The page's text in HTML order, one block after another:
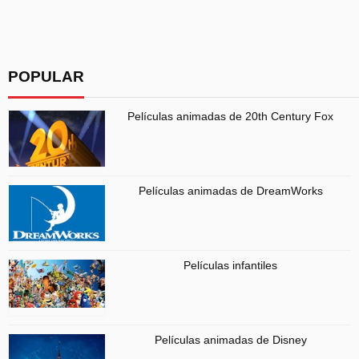
POPULAR
Películas animadas de 20th Century Fox
Películas animadas de DreamWorks
Películas infantiles
Películas animadas de Disney